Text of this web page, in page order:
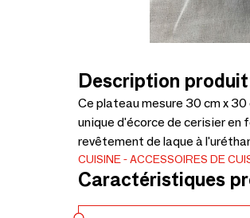
Description produit
Ce plateau mesure 30 cm x
unique d'écorce de cerisier en
revêtement de laque à
CUISINE ACCESSOIRES DE
Caractéristiques